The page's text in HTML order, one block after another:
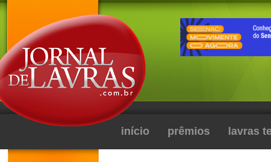
início prêmios lavras